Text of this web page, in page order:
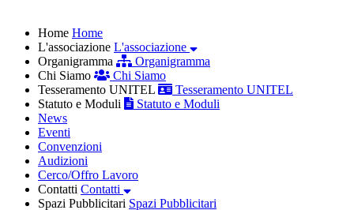
Home Home
L'associazione L'associazione
Organigramma
Organigramma
Chi Siamo
Chi Siamo
Tesseramento UNITEL
Tesseramento UNITEL
Statuto e Moduli
Statuto e Moduli
News
Eventi
Convenzioni
Audizioni
Cerco/Offro Lavoro
Contatti Contatti
Spazi Pubblicitari Spazi Pubblicitari